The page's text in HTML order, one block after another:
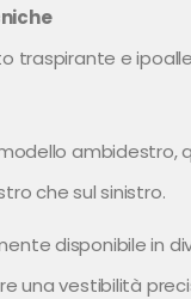
traspirante e
ambidestro,
che sul sinistro.
disponibile in
una vestibilità